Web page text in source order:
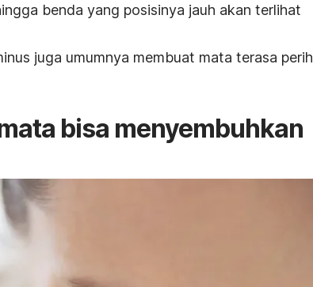
benda yang posisinya jauh akan terlihat
juga umumnya membuat mata terasa perih
bisa menyembuhkan